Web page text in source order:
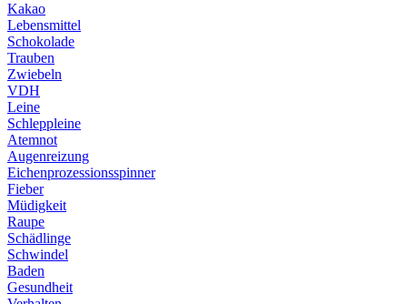
Kakao
Lebensmittel
Schokolade
Trauben
Zwiebeln
VDH
Leine
Schleppleine
Atemnot
Augenreizung
Eichenprozessionsspinner
Fieber
Müdigkeit
Raupe
Schädlinge
Schwindel
Baden
Gesundheit